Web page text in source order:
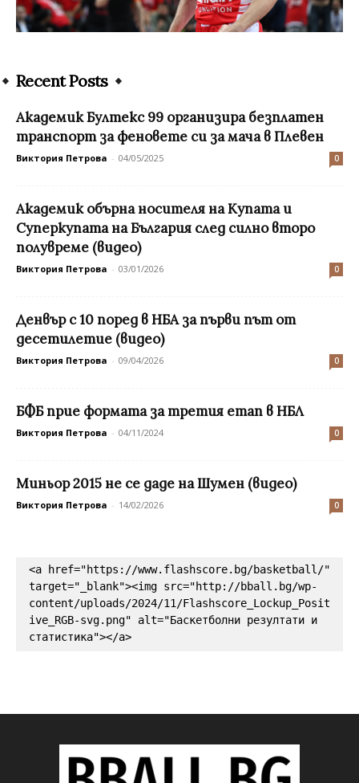
Recent Posts
Академик Бултекс 99 организира безплатен
транспорт за феновете си за мача в Плевен
Виктория Петрова - 04/05/2025 0
Академик обърна носителя на Купата и
Суперкупата на България след силно второ
полувреме (видео)
Виктория Петрова - 03/01/2026 0
Денвър с 10 поред в НБА за първи път от
десетилетие (видео)
Виктория Петрова - 09/04/2026 0
БФБ прие формата за третия етап в НБЛ
Виктория Петрова - 04/11/2024 0
Миньор 2015 не се даде на Шумен (видео)
Виктория Петрова - 14/02/2026 0
<a href="https://www.flashscore.bg/basketball/"
target="_blank"><img src="http://bball.bg/wp-
content/uploads/2024/11/Flashscore_Lockup_Posit
ive_RGB-svg.png" alt="Баскетболни резултати и
статистика"></a>